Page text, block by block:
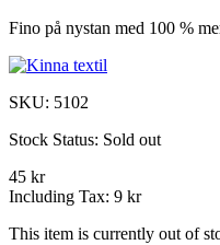
Fino på nystan med 100 %
SKU: 5102
Stock Status: Sold out
45 kr
Including Tax: 9 kr
This item is currently out of